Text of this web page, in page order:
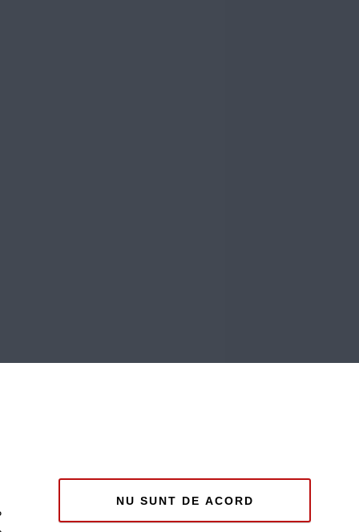
NU SUNT DE ACORD